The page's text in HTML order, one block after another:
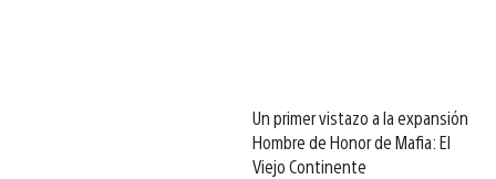
Un primer vistazo a la expansión
Hombre de Honor de Mafia: El
Viejo Continente